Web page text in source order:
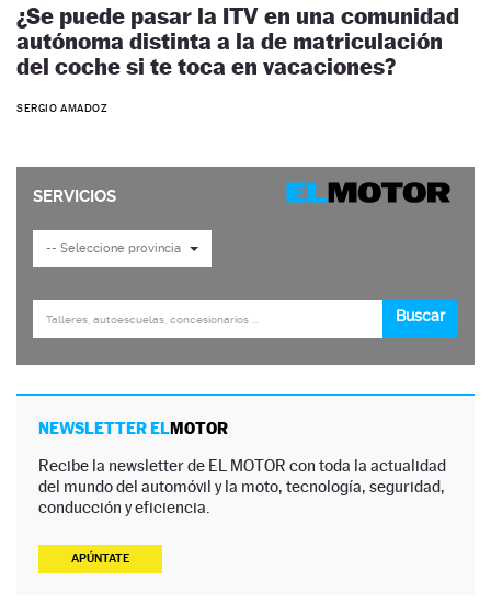
¿Se puede pasar la ITV en una comunidad
autónoma distinta a la de matriculación
del coche si te toca en vacaciones?
SERGIO AMADOZ
NEWSLETTER ELMOTOR
Recibe la newsletter de EL MOTOR con toda la actualidad
del mundo del automóvil y la moto, tecnología, seguridad,
conducción y eficiencia.
APÚNTATE